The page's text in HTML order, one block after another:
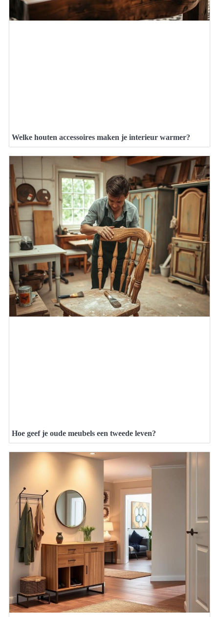
Welke houten accessoires maken je interieur warmer?
Hoe geef je oude meubels een tweede leven?